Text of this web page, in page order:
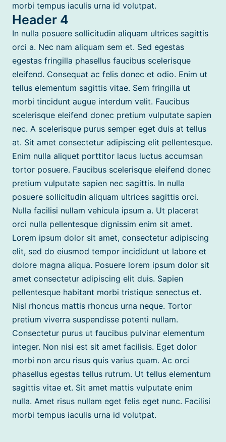
morbi tempus iaculis urna id volutpat.
Header 4
In nulla posuere sollicitudin aliquam ultrices sagittis
orci a. Nec nam aliquam sem et. Sed egestas
egestas fringilla phasellus faucibus scelerisque
eleifend. Consequat ac felis donec et odio. Enim ut
tellus elementum sagittis vitae. Sem fringilla ut
morbi tincidunt augue interdum velit. Faucibus
scelerisque eleifend donec pretium vulputate sapien
nec. A scelerisque purus semper eget duis at tellus
at. Sit amet consectetur adipiscing elit pellentesque.
Enim nulla aliquet porttitor lacus luctus accumsan
tortor posuere. Faucibus scelerisque eleifend donec
pretium vulputate sapien nec sagittis. In nulla
posuere sollicitudin aliquam ultrices sagittis orci.
Nulla facilisi nullam vehicula ipsum a. Ut placerat
orci nulla pellentesque dignissim enim sit amet.
Lorem ipsum dolor sit amet, consectetur adipiscing
elit, sed do eiusmod tempor incididunt ut labore et
dolore magna aliqua. Posuere lorem ipsum dolor sit
amet consectetur adipiscing elit duis. Sapien
pellentesque habitant morbi tristique senectus et.
Nisl rhoncus mattis rhoncus urna neque. Tortor
pretium viverra suspendisse potenti nullam.
Consectetur purus ut faucibus pulvinar elementum
integer. Non nisi est sit amet facilisis. Eget dolor
morbi non arcu risus quis varius quam. Ac orci
phasellus egestas tellus rutrum. Ut tellus elementum
sagittis vitae et. Sit amet mattis vulputate enim
nulla. Amet risus nullam eget felis eget nunc. Facilisi
morbi tempus iaculis urna id volutpat.